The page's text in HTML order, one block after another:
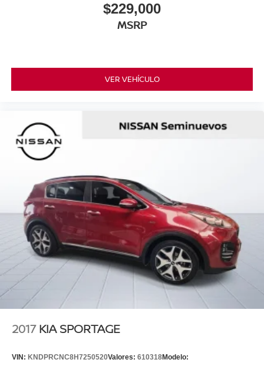
$229,000
MSRP
VER VEHÍCULO
2017 KIA SPORTAGE
VIN: KNDPRCNC8H7250520Valores: 610318Modelo: